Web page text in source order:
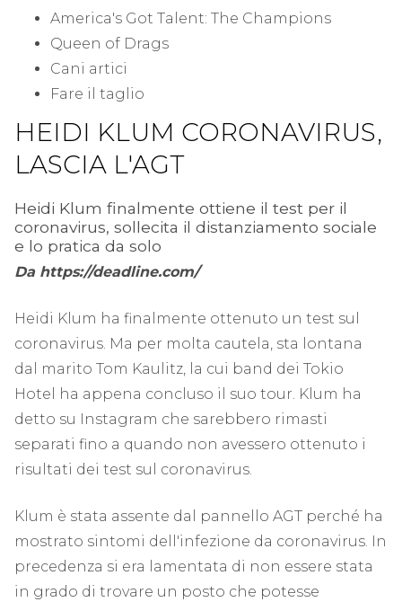
America's Got Talent: The Champions
Queen of Drags
Cani artici
Fare il taglio
HEIDI KLUM CORONAVIRUS,
LASCIA L'AGT
Heidi Klum finalmente ottiene il test per il
coronavirus, sollecita il distanziamento sociale
e lo pratica da solo
Da https://deadline.com/
Heidi Klum ha finalmente ottenuto un test sul
coronavirus. Ma per molta cautela, sta lontana
dal marito Tom Kaulitz, la cui band dei Tokio
Hotel ha appena concluso il suo tour. Klum ha
detto su Instagram che sarebbero rimasti
separati fino a quando non avessero ottenuto i
risultati dei test sul coronavirus.
Klum è stata assente dal pannello AGT perché ha
mostrato sintomi dell'infezione da coronavirus. In
precedenza si era lamentata di non essere stata
in grado di trovare un posto che potesse